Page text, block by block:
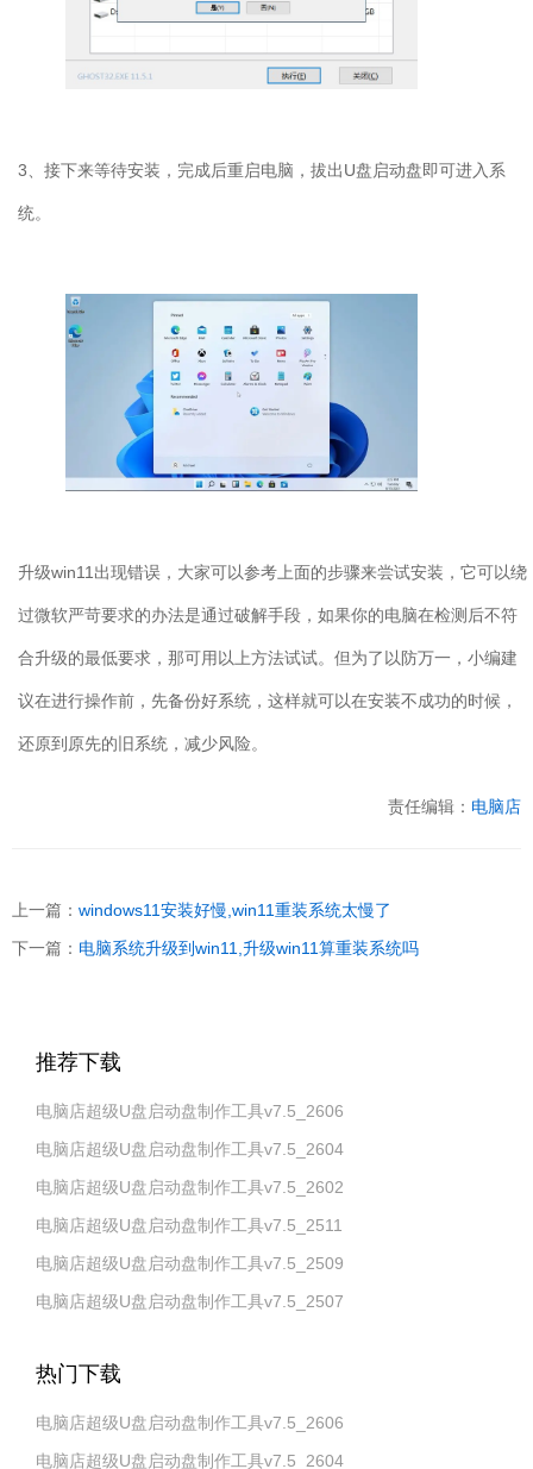
3 、接下来等待安装，完成后重启电脑，拔出U盘启动盘即可进入系
统。
升级win11出现错误，大家可以参考上面的步骤来尝试安装，它可以绕
过微软严苛要求的办法是通过破解手段，如果你的电脑在检测后不符
合升级的最低要求，那可用以上方法试试。但为了以防万一，小编建
议在进行操作前，先备份好系统，这样就可以在安装不成功的时候，
还原到原先的旧系统，减少风险。
责任编辑： 电脑店
上一篇： windows11安装好慢,win11重装系统太慢了
下一篇： 电脑系统升级到win11,升级win11算重装系统吗
推荐下载
电脑店超级U盘启动盘制作工具v7.5_2606
电脑店超级U盘启动盘制作工具v7.5_2604
电脑店超级U盘启动盘制作工具v7.5_2602
电脑店超级U盘启动盘制作工具v7.5_2511
电脑店超级U盘启动盘制作工具v7.5_2509
电脑店超级U盘启动盘制作工具v7.5_2507
热门下载
电脑店超级U盘启动盘制作工具v7.5_2606
电脑店超级U盘启动盘制作工具v7.5_2604